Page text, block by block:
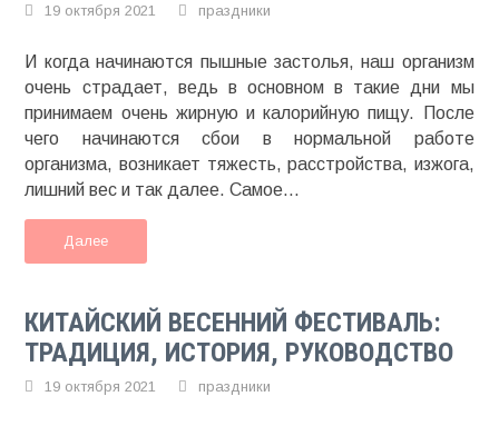
19 октября 2021 праздники
И когда начинаются пышные застолья, наш организм
очень страдает, ведь в основном в такие дни мы
принимаем очень жирную и калорийную пищу. После
чего начинаются сбои в нормальной работе
организма, возникает тяжесть, расстройства, изжога,
лишний вес и так далее. Самое...
Далее
КИТАЙСКИЙ ВЕСЕННИЙ ФЕСТИВАЛЬ:
ТРАДИЦИЯ, ИСТОРИЯ, РУКОВОДСТВО
19 октября 2021 праздники